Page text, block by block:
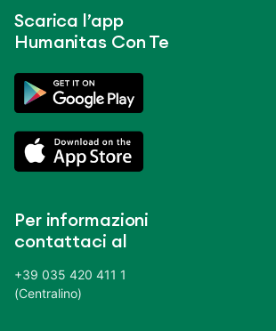
Scarica l’app
Humanitas Con Te
Per informazioni
contattaci al
+39 035 420 411 1
(Centralino)